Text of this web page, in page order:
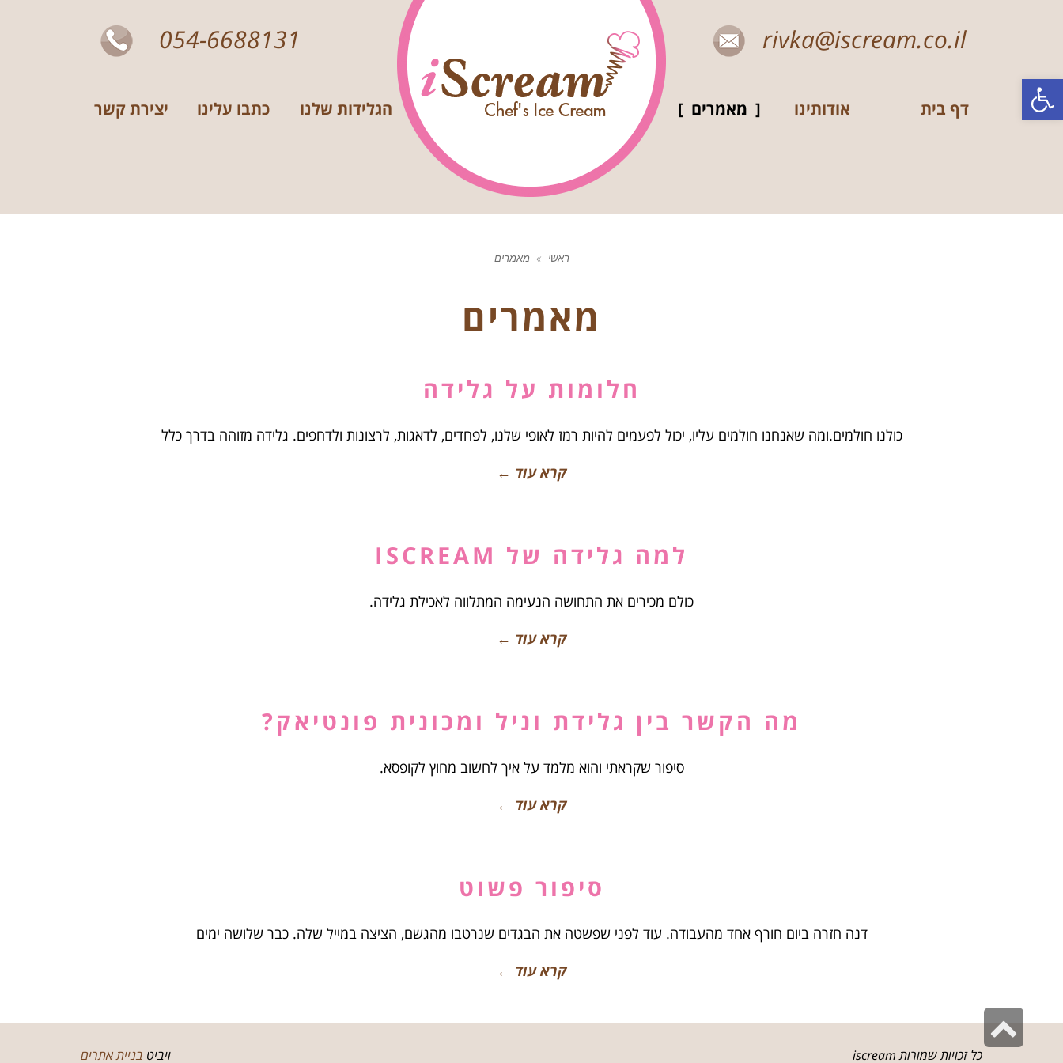
פתח סרגל נגישות
rivka@iscream.co.il
054-6688131
דף בית אודותינו מאמרים הגלידות שלנו כתבו עלינו יצירת קשר
ראשי » מאמרים
מאמרים
חלומות על גלידה
כולנו חולמים.ומה שאנחנו חולמים עליו, יכול לפעמים להיות רמז לאופי שלנו, לפחדים, לדאגות, לרצונות ולדחפים. גלידה מזוהה בדרך כלל
קרא עוד ←
למה גלידה של ISCREAM
כולם מכירים את התחושה הנעימה המתלווה לאכילת גלידה.
קרא עוד ←
מה הקשר בין גלידת וניל ומכונית פונטיאק?
סיפור שקראתי והוא מלמד על איך לחשוב מחוץ לקופסא.
קרא עוד ←
סיפור פשוט
דנה חזרה ביום חורף אחד מהעבודה. עוד לפני שפשטה את הבגדים שנרטבו מהגשם, הציצה במייל שלה. כבר שלושה ימים
קרא עוד ←
ויביט בניית אתרים כל זכויות שמורות iscream
גלילה
לראש